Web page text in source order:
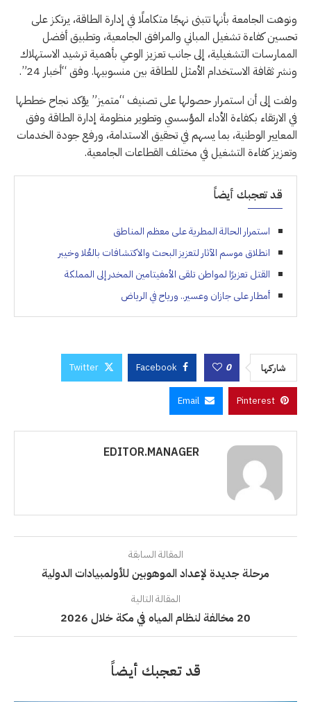
ونوهت الجامعة بأنها تتبنى نهجًا متكاملًا في إدارة الطاقة، يرتكز على
تحسين كفاءة تشغيل المباني والمرافق الجامعية، وتطبيق أفضل
الممارسات التشغيلية، إلى جانب تعزيز الوعي بأهمية ترشيد الاستهلاك
ونشر ثقافة الاستخدام الأمثل للطاقة بين منسوبيها. وفق “أخبار 24”.
ولفت إلى أن استمرار حصولها على تصنيف “متميز” يؤكد نجاح خططها
في الارتقاء بكفاءة الأداء المؤسسي وتطوير منظومة إدارة الطاقة وفق
المعايير الوطنية، بما يسهم في تحقيق الاستدامة، ورفع جودة الخدمات
وتعزيز كفاءة التشغيل في مختلف القطاعات الجامعية.
قد تعجبك أيضاً
استمرار الحالة المطرية على معظم المناطق
انطلاق موسم الآثار لتعزيز البحث والاكتشافات بالعُلا وخيبر
القتل تعزيرًا لمواطن تلقى الأمفيتامين المخدر إلى المملكة
أمطار على جازان وعسير.. ورياح في الرياض
شاركها 0
Facebook
Twitter
Pinterest
Email
EDITOR.MANAGER
المقالة السابقة
مرحلة جديدة لإعداد الموهوبين للأولمبيادات الدولية
المقالة التالية
20 مخالفة لنظام المياه في مكة خلال 2026
قد تعجبك أيضاً